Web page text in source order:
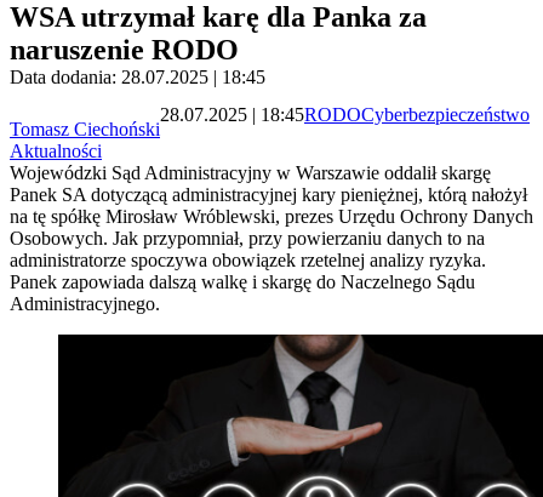
WSA utrzymał karę dla Panka za
naruszenie RODO
Data dodania: 28.07.2025 | 18:45
Tomasz Ciechoński
28.07.2025 | 18:45RODOCyberbezpieczeństwo
Aktualności
Wojewódzki Sąd Administracyjny w Warszawie oddalił skargę
Panek SA dotyczącą administracyjnej kary pieniężnej, którą nałożył
na tę spółkę Mirosław Wróblewski, prezes Urzędu Ochrony Danych
Osobowych. Jak przypomniał, przy powierzaniu danych to na
administratorze spoczywa obowiązek rzetelnej analizy ryzyka.
Panek zapowiada dalszą walkę i skargę do Naczelnego Sądu
Administracyjnego.